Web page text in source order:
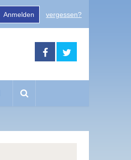
Anmelden vergessen?